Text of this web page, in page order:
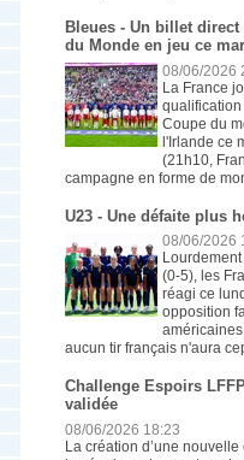
Bleues - Un billet
du Monde en jeu ce
08/06/2026
La France
Coupe du
l'Irlande ce
(21h10,
campagne en forme de
U23 - Une défaite plus
08/06/2026
(0-5), les
réagi ce
opposition
aucun tir français n'aura
Challenge Espoirs
validée
08/06/2026 18:23
La création d’une